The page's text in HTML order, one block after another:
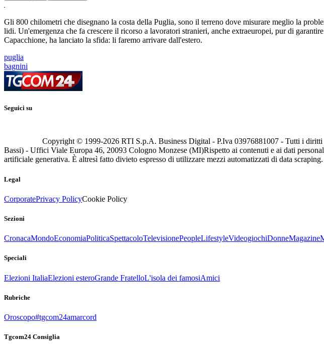
Gli 800 chilometri che disegnano la costa della Puglia, sono il terreno dove misurare meglio la
lidi. Un'emergenza che fa crescere il ricorso a lavoratori stranieri, anche extraeuropei, pur di
Capacchione, ha lanciato la sfida: li faremo arrivare dall'estero.
puglia
bagnini
Seguici su
Copyright © 1999-2026 RTI S.p.A. Business Digital - P.Iva 03976881007 - Tutti i
Bassi) - Uffici Viale Europa 46, 20093 Cologno Monzese (MI)Rispetto ai contenuti e ai dati
artificiale generativa. È altresì fatto divieto espresso di utilizzare mezzi automatizzati di data scraping.
Legal
CorporatePrivacy PolicyCookie Policy
Sezioni
CronacaMondoEconomiaPoliticaSpettacoloTelevisionePeopleLifestyleVideogiochiDonneMagazine
Speciali
Elezioni ItaliaElezioni esteroGrande FratelloL'isola dei famosiAmici
Rubriche
Oroscopo#tgcom24amarcord
Tgcom24 Consiglia